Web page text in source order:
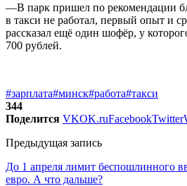
—В парк пришел по рекомендации
в такси не работал, первый опыт и
рассказал ещё один шофёр, у
700 рублей.
#зарплата#минск#работа#такси
344
Поделится VKOK.ruFacebookTwitter
Предыдущая запись
До 1 апреля лимит беспошлинного
евро. А что дальше?